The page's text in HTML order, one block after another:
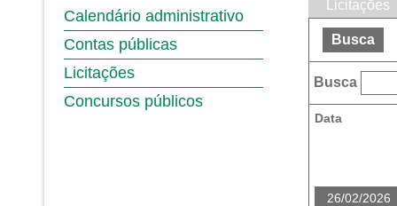
Calendário administrativo
Contas públicas
Licitações
Concursos públicos
Licitações
Busca
Busca
Data
26/02/2026